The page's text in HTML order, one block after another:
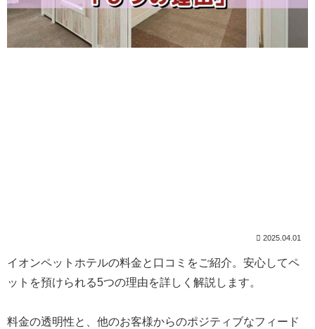
2025.04.01
イオンペットホテルの料金と口コミをご紹介。安心してペ
ットを預けられる5つの理由を詳しく解説します。
料金の透明性と、他のお客様からのポジティブなフィード